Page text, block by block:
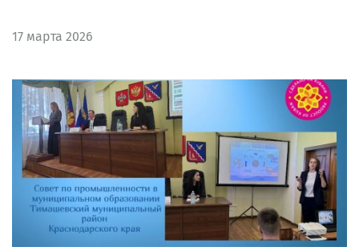
17 марта 2026